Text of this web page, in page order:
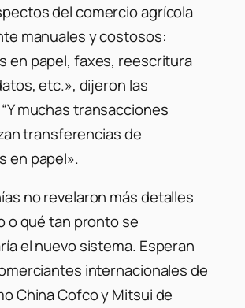
del comercio agrícola
manuales y costosos:
en papel, faxes, reescritura
etc.», dijeron las
muchas transacciones
transferencias de
en papel».
no revelaron más detalles
o qué tan pronto se
el nuevo sistema. Esperan
internacionales de
China Cofco y Mitsui de